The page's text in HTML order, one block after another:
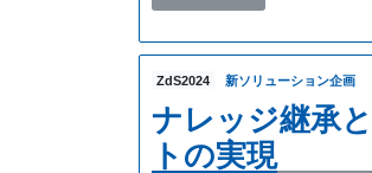
ZdS2024 新ソリューション企画
ナレッジ継承
トの実現